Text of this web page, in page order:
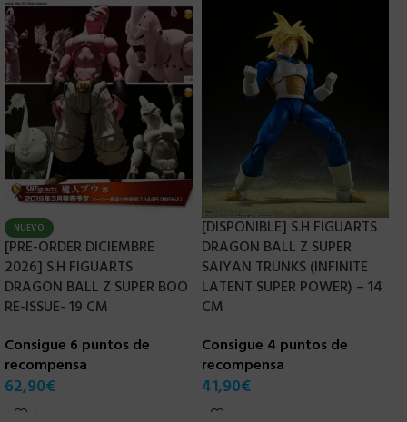
NUEVO
[PRE-ORDER DICIEMBRE
2026] S.H FIGUARTS
DRAGON BALL Z SUPER BOO
RE-ISSUE- 19 CM
Consigue 6 puntos de
recompensa
62,90€
[DISPONIBLE] S.H FIGUARTS
DRAGON BALL Z SUPER
SAIYAN TRUNKS (INFINITE
LATENT SUPER POWER) – 14
CM
Consigue 4 puntos de
recompensa
41,90€